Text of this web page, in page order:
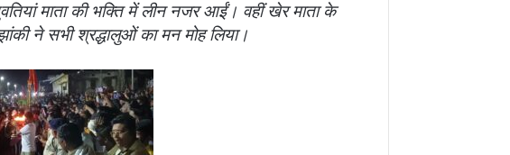
माता की भक्ति में लीन नजर आईं। वहीं खेर माता के
ने सभी श्रद्धालुओं का मन मोह लिया।